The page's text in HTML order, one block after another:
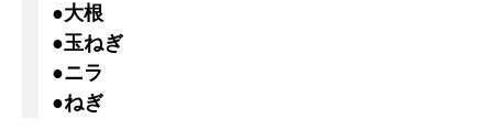
●大根
●玉ねぎ
●ニラ
●ねぎ